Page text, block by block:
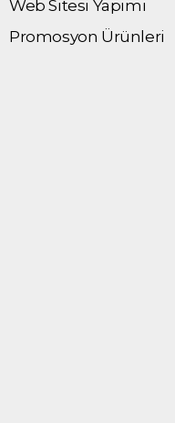
Web Sitesi Yapımı
Promosyon Ürünleri